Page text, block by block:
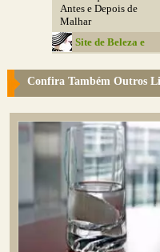
Antes e Depois de
Malhar
Site de Beleza e
Confira Também Outros